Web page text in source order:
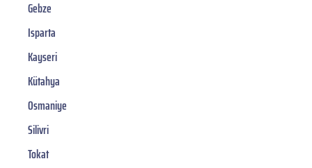
Gebze
Isparta
Kayseri
Kütahya
Osmaniye
Silivri
Tokat